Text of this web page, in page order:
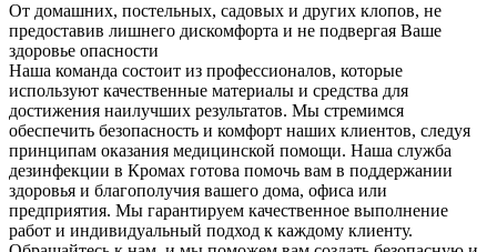
От домашних, постельных, садовых и других клопов, не
предоставив лишнего дискомфорта и не подвергая Ваше
здоровье опасности
Наша команда состоит из профессионалов, которые
используют качественные материалы и средства для
достижения наилучших результатов. Мы стремимся
обеспечить безопасность и комфорт наших клиентов, следуя
принципам оказания медицинской помощи. Наша служба
дезинфекции в Кромах готова помочь вам в поддержании
здоровья и благополучия вашего дома, офиса или
предприятия. Мы гарантируем качественное выполнение
работ и индивидуальный подход к каждому клиенту.